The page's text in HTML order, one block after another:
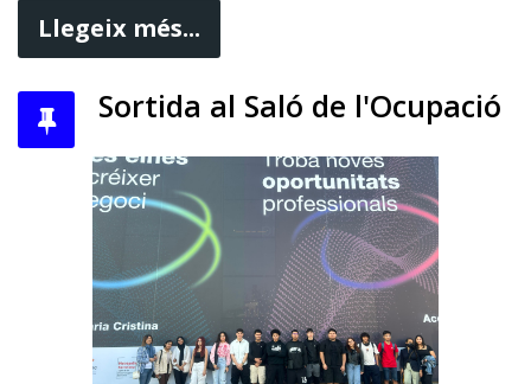
Llegeix més...
Sortida al Saló de l'Ocupació